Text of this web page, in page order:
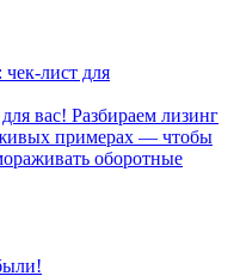
для
вас! Разбираем лизинг
примерах — чтобы
оборотные